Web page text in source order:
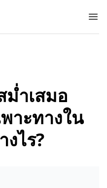
ม่ำเสมอ
าะทางใน
ไร?